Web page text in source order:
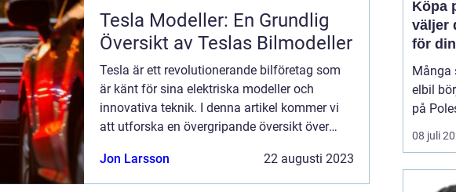
Tesla Modeller: En Grundlig
Översikt av Teslas Bilmodeller
Tesla är ett revolutionerande bilföretag som
är känt för sina elektriska modeller och
innovativa teknik. I denna artikel kommer vi
att utforska en övergripande översikt över
Tesla bilar, diskutera deras ...
Jon Larsson 22 augusti 2023
Köpa
väljer
för
Många
elbil
på
blivit
08 juli